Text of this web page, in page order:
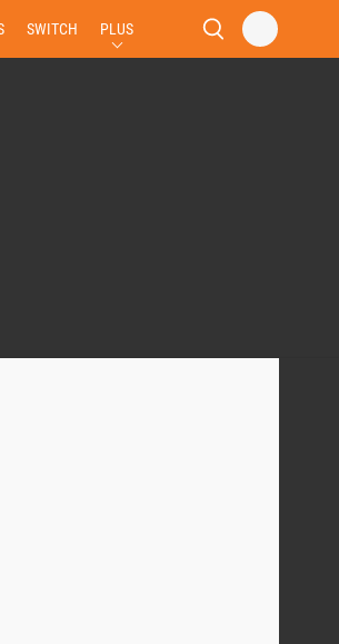
SWITCH PLUS